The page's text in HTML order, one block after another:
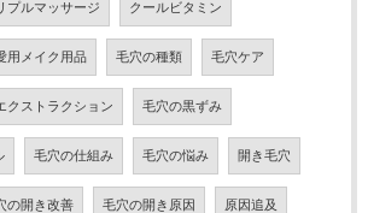
プルマッサージ クールビタミン
用メイク用品 毛穴の種類 毛穴ケア
クストラクション 毛穴の黒ずみ
毛穴の仕組み 毛穴の悩み 開き毛穴
の開き改善 毛穴の開き原因 原因追及